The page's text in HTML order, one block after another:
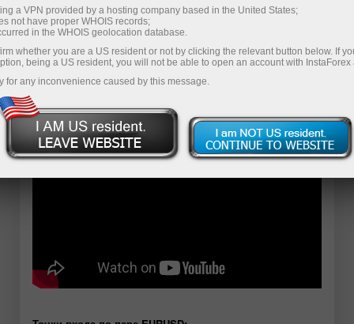
Савдо ҳисоб-варағини очиш
Демо-ҳисоб-варағини очиш
a VPN provided by a hosting company based in the United States;
not have proper WHOIS records;
in the WHOIS geolocation database.
whether you are a US resident or not by clicking the relevant button below. If
being a US resident, you will not be able to open an account with InstaForex
for any inconvenience caused by this message.